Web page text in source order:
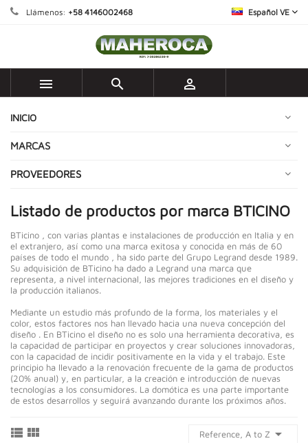
Llámenos: +58 4146002468 Español VE
  
INICIO
MARCAS
PROVEEDORES
Listado de productos por marca BTICINO
BTicino , con varias plantas e instalaciones de producción en Italia y en
el extranjero, así como una marca exitosa y conocida en más de 60
países de todo el mundo , ha sido parte del Grupo Legrand desde 1989.
Su adquisición de BTicino ha dado a Legrand una marca que
representa, a nivel internacional, las mejores tradiciones en el diseño y
la producción italianos.
Mediante un estudio más profundo de la forma, los materiales y el
color, estos factores nos han llevado hacia una nueva concepción del
diseño . En BTicino el diseño no es solo una herramienta decorativa, es
la capacidad de participar en proyectos y crear soluciones innovadoras,
con la capacidad de incidir positivamente en la vida y el trabajo. Este
principio ha llevado a la renovación frecuente de la gama de productos
(20% anual) y, en particular, a la creación e introducción de nuevas
tecnologías a los consumidores. La domótica es una parte importante
de estos desarrollos y seguirá avanzando durante los próximos años.
  Reference, A to Z 